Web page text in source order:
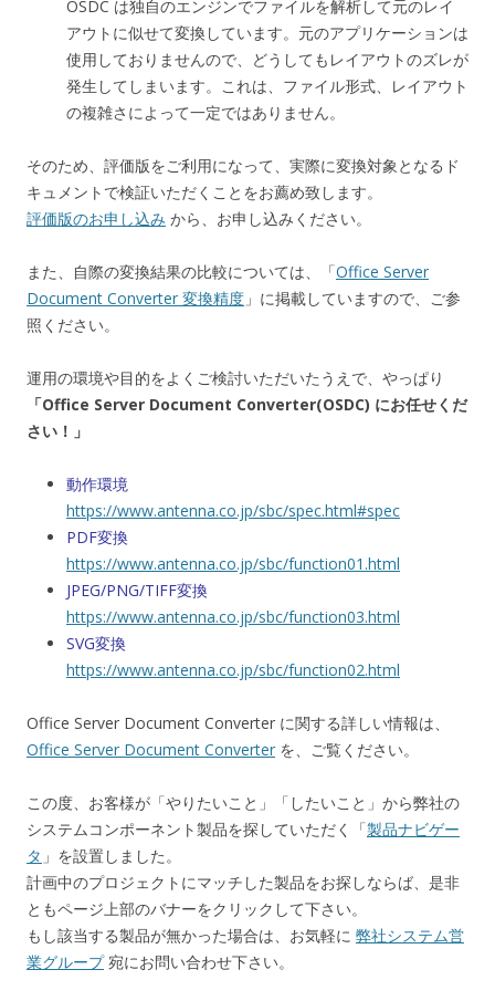
OSDC は独自のエンジンでファイルを解析して元のレイ
アウトに似せて変換しています。元のアプリケーションは
使用しておりませんので、どうしてもレイアウトのズレが
発生してしまいます。これは、ファイル形式、レイアウト
の複雑さによって一定ではありません。
そのため、評価版をご利用になって、実際に変換対象となるド
キュメントで検証いただくことをお薦め致します。
評価版のお申し込み から、お申し込みください。
また、自際の変換結果の比較については、「Office Server
Document Converter 変換精度 」に掲載していますので、ご参
照ください。
運用の環境や目的をよくご検討いただいたうえで、やっぱり
「Office Server Document Converter(OSDC) にお任せくだ
さい！」
動作環境
https://www.antenna.co.jp/sbc/spec.html#spec
PDF変換
https://www.antenna.co.jp/sbc/function01.html
JPEG/PNG/TIFF変換
https://www.antenna.co.jp/sbc/function03.html
SVG変換
https://www.antenna.co.jp/sbc/function02.html
Office Server Document Converter に関する詳しい情報は、
Office Server Document Converter を、ご覧ください。
この度、お客様が「やりたいこと」「したいこと」から弊社の
システムコンポーネント製品を探していただく「製品ナビゲー
タ 」を設置しました。
計画中のプロジェクトにマッチした製品をお探しならば、是非
ともページ上部のバナーをクリックして下さい。
もし該当する製品が無かった場合は、お気軽に 弊社システム営
業グループ宛にお問い合わせ下さい。